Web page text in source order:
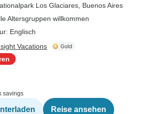
Los Glaciares , Buenos Aires
Altersgruppen willkommen
Englisch
Vacations
savings
Reise ansehen